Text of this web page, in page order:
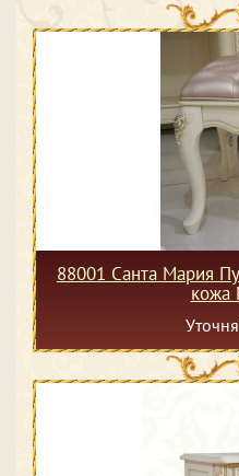
88001 Санта Мария
кожа